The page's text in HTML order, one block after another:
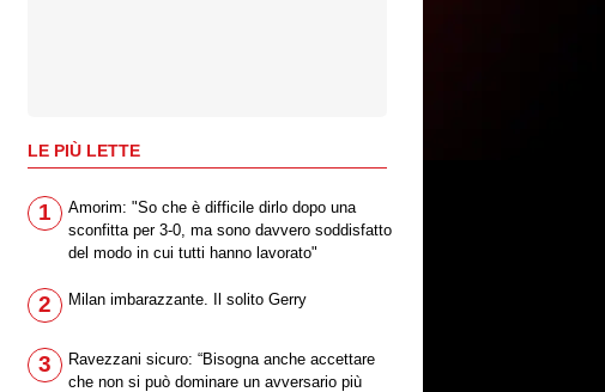
LE PIÙ LETTE
1
Amorim: "So che è difficile dirlo dopo una
sconfitta per 3-0, ma sono davvero soddisfatto
del modo in cui tutti hanno lavorato"
2 Milan imbarazzante. Il solito Gerry
3
Ravezzani sicuro: “Bisogna anche accettare
che non si può dominare un avversario più